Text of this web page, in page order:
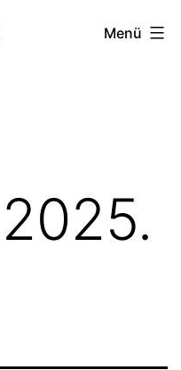
Menü
2025.